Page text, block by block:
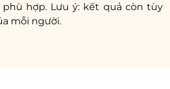
Xem thêm:
Cắt bọng mắt dưới có
hợp. Lưu ý: kết quả còn tùy
mỗi người.